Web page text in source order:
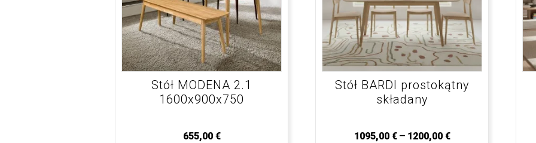
Stół MODENA 2.1
1600x900x750
655,00 €
Stół BARDI prostokątny
składany
1095,00 €– 1200,00 €